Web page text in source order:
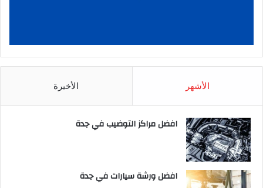
الأشهر الأخيرة
افضل مراكز التوضيب في جدة
افضل ورشة سيارات في جدة